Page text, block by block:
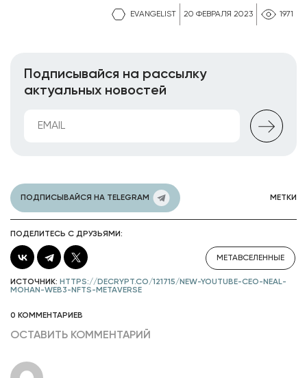
EVANGELIST 20 ФЕВРАЛЯ 2023 1971
Подписывайся на рассылку
актуальных новостей
ПОДПИСЫВАЙСЯ НА TELEGRAM МЕТКИ
ПОДЕЛИТЕСЬ С ДРУЗЬЯМИ:
МЕТАВСЕЛЕННЫЕ
ИСТОЧНИК: HTTPS://DECRYPT.CO/121715/NEW-YOUTUBE-CEO-NEAL-
MOHAN-WEB3-NFTS-METAVERSE
0 КОММЕНТАРИЕВ
ОСТАВИТЬ КОММЕНТАРИЙ